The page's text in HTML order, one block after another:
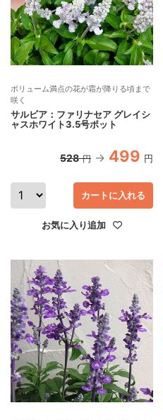
ボリューム満点の花が霜が降りる頃まで
咲く
サルビア：ファリナセア グレイシ
ャスホワイト3.5号ポット
528 円 499 円
カートに入れる
お気に入り追加